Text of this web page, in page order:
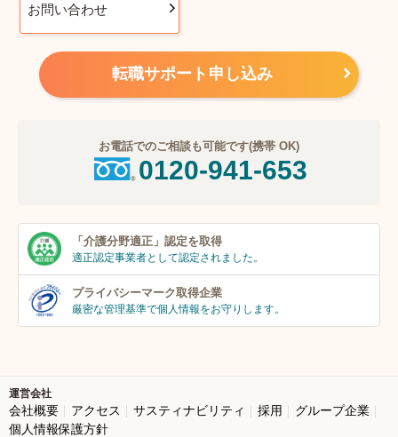
お問い合わせ
転職サポート申し込み
お電話でのご相談も可能です(携帯 OK)
0120-941-653
「介護分野適正」 認定を取得
適正認定事業者として認定されました。
プライバシーマーク取得企業
厳密な管理基準で個人情報をお守りします。
運営会社
会社概要 アクセス サスティナビリティ 採用
グループ企業
個人情報保護方針